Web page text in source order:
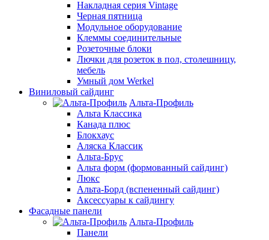
Накладная серия Vintage
Черная пятница
Модульное оборудование
Клеммы соединительные
Розеточные блоки
Лючки для розеток в пол, столешницу,
мебель
Умный дом Werkel
Виниловый сайдинг
Альта-Профиль
Альта Классика
Канада плюс
Блокхаус
Аляска Классик
Альта-Брус
Альта форм (формованный сайдинг)
Люкс
Альта-Борд (вспененный сайдинг)
Аксессуары к сайдингу
Фасадные панели
Альта-Профиль
Панели